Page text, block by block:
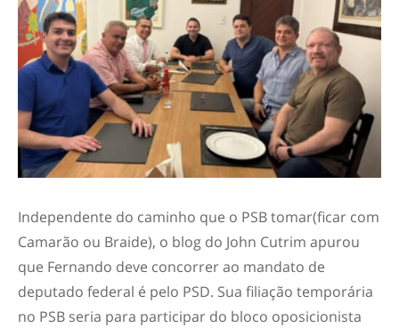
Independente do caminho que o PSB tomar(ficar com
Camarão ou Braide), o blog do John Cutrim apurou
que Fernando deve concorrer ao mandato de
deputado federal é pelo PSD. Sua filiação temporária
no PSB seria para participar do bloco oposicionista